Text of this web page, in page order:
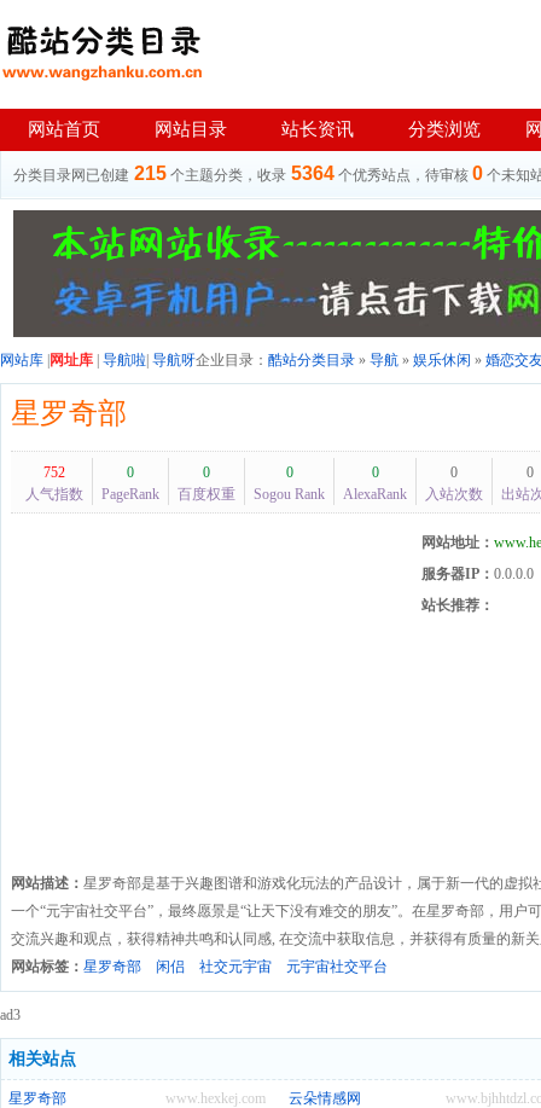
网站首页 网站目录 站长资讯 分类浏览
分类目录网已创建 215 个主题分类，收录 5364 个优秀站点，待审核 0 个未知
网站库 网址库 导航啦 导航呀企业目录： 酷站分类目录 » 导航 » 娱乐休闲 » 婚恋交
星罗奇部
752
人气指数
0
PageRank
0
百度权重
0
Sogou Rank
0
AlexaRank
0
入站次数
0
出站
网站地址：
服务器IP： 0.0.0.0
站长推荐：
网站描述： 星罗奇部是基于兴趣图谱和游戏化玩法的产品设计，属于新一代的虚拟
一个“元宇宙社交平台”，最终愿景是“让天下没有难交的朋友”。在星罗奇部，用户
交流兴趣和观点，获得精神共鸣和认同感, 在交流中获取信息，并获得有质量的新
网站标签： 星罗奇部 闲侣 社交元宇宙 元宇宙社交平台
ad3
相关站点
www.hexkej.com
星罗奇部
云朵情感网